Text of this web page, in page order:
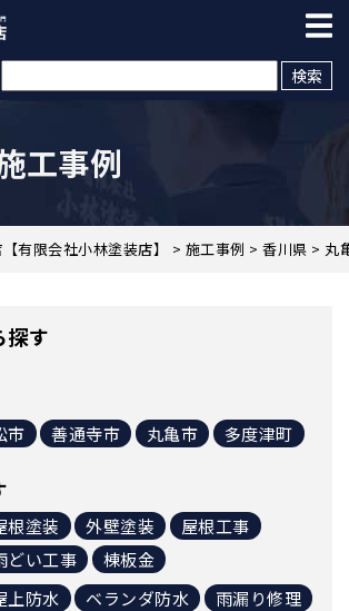
工事例
有限会社小林塗装店】 > 施工事例 > 香川県 > 丸
探す
市 善通寺市 丸亀市 多度津町
根塗装 外壁塗装
屋根工事
どい工事
棟板金
上防水 ベランダ防水 雨漏り修理